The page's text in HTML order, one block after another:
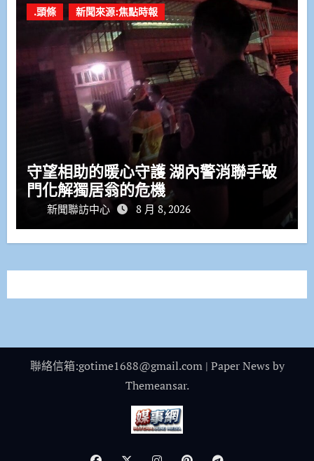
.頭條 新聞來源:焦點時報
守望相助的暖心守護 湖內警消聯手破
門化解獨居翁的危機
新聞聯訪中心 8 月 8, 2026
聯絡信箱:gotime1688@gmail.com | Paper News by
Themeansar.